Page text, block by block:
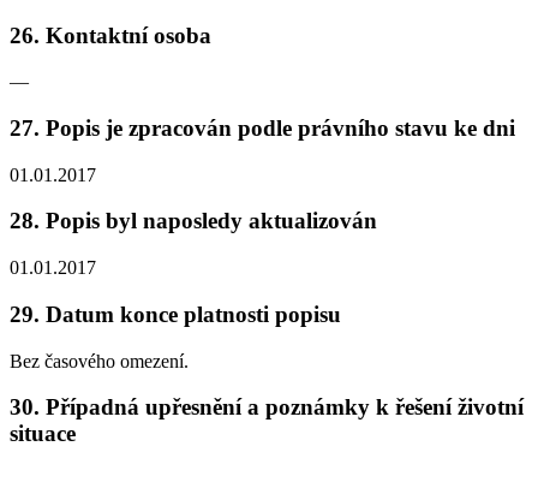
26. Kontaktní osoba
—
27. Popis je zpracován podle právního stavu ke dni
01.01.2017
28. Popis byl naposledy aktualizován
01.01.2017
29. Datum konce platnosti popisu
Bez časového omezení.
30. Případná upřesnění a poznámky k řešení životní
situace